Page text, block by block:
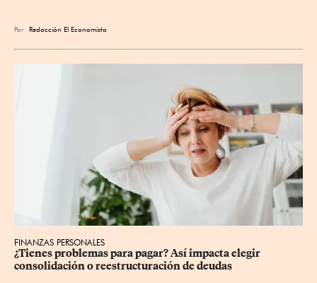
Por Redacción El Economista
FINANZAS PERSONALES
¿Tienes problemas para pagar? Así impacta elegir
consolidación o reestructuración de deudas